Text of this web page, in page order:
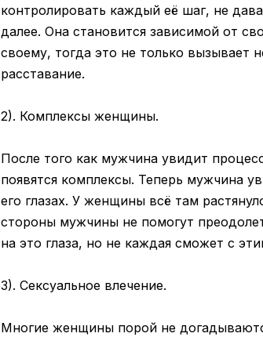
контролировать каждый её шаг, не
далее. Она становится зависимой от
своему, тогда это не только вызывает
расставание.
2). Комплексы женщины.
После того как мужчина увидит
появятся комплексы. Теперь мужчина
его глазах. У женщины всё там
стороны мужчины не помогут
на это глаза, но не каждая сможет с
3). Сексуальное влечение.
Многие женщины порой не